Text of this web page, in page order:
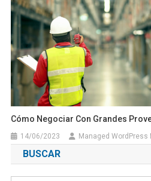
Cómo Negociar Con Grandes
14/06/2023 Managed WordPress
BUSCAR